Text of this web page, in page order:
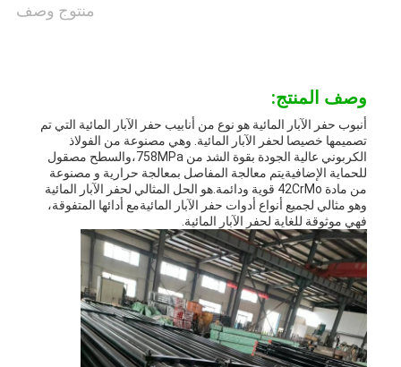
منتوج وصف
وصف المنتج:
أنبوب حفر الآبار المائية هو نوع من أنابيب حفر الآبار المائية التي تم
تصميمها خصيصا لحفر الآبار المائية. وهي مصنوعة من الفولاذ
الكربوني عالية الجودة بقوة الشد من 758MPa،والسطح مصقول
للحماية الإضافيةيتم معالجة المفاصل بمعالجة حرارية و مصنوعة
من مادة 42CrMo قوية ودائمة.هو الحل المثالي لحفر الآبار المائية
وهو مثالي لجميع أنواع أدوات حفر الآبار المائيةمع أدائها المتفوقة،
فهي موثوقة للغاية لحفر الآبار المائية.